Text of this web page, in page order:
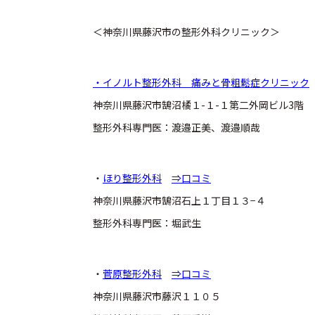
＜神奈川県藤沢市の整形外科クリニック＞
・イノルト整形外科 痛みと骨粗鬆症クリニック
神奈川県藤沢市鵠沼橘１-１-１第二外岡ビル3階
整形外科専門医：渡邉正美、渡邉順哉
・ ほり整形外科
⇒口コミ
神奈川県藤沢市鵠沼石上１丁目１３−４
整形外科専門医：堀武生
・ 菅原整形外科
⇒口コミ
神奈川県藤沢市藤沢１１０５